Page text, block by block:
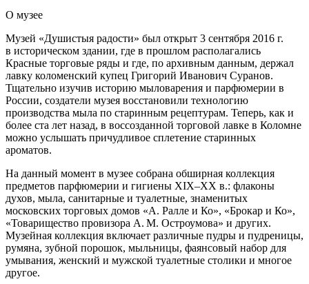
О музее
Музей «Душистыя радости» был открыт 3 сентября 2016 г.
в историческом здании, где в прошлом располагались
Красные торговые ряды и где, по архивным данным, держал
лавку коломенский купец Григорий Иванович Суранов.
Тщательно изучив историю мыловарения и парфюмерии в
России, создатели музея восстановили технологию
производства мыла по старинным рецептурам. Теперь, как и
более ста лет назад, в воссозданной торговой лавке в Коломне
можно услышать причудливое сплетение старинных
ароматов.
На данный момент в музее собрана обширная коллекция
предметов парфюмерии и гигиены XIX–XX в.: флаконы
духов, мыла, санитарные и туалетные, знаменитых
московских торговых домов «А. Ралле и Ко», «Брокар и Ко»,
«Товарищество провизора А. М. Остроумова» и других.
Музейная коллекция включает различные пудры и пудреницы,
румяна, зубной порошок, мыльницы, фаянсовый набор для
умывания, женский и мужской туалетные столики и многое
другое.